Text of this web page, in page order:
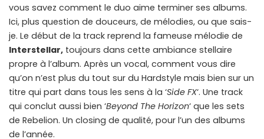
vous savez comment le duo aime terminer ses albums.
Ici, plus question de douceurs, de mélodies, ou que sais-
je. Le début de la track reprend la fameuse mélodie de
Interstellar, toujours dans cette ambiance stellaire
propre à l’album. Après un vocal, comment vous dire
qu’on n’est plus du tout sur du Hardstyle mais bien sur un
titre qui part dans tous les sens à la ‘Side FX‘. Une track
qui conclut aussi bien ‘Beyond The Horizon‘ que les sets
de Rebelion. Un closing de qualité, pour l’un des albums
de l’année.